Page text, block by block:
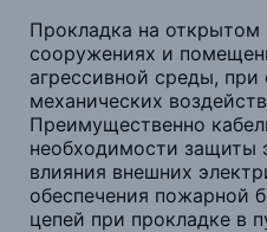
Прокладка на открытом
сооружениях и
агрессивной среды, при
механических
Преимущественно
необходимости защиты
влияния внешних
обеспечения пожарной
цепей при прокладке в